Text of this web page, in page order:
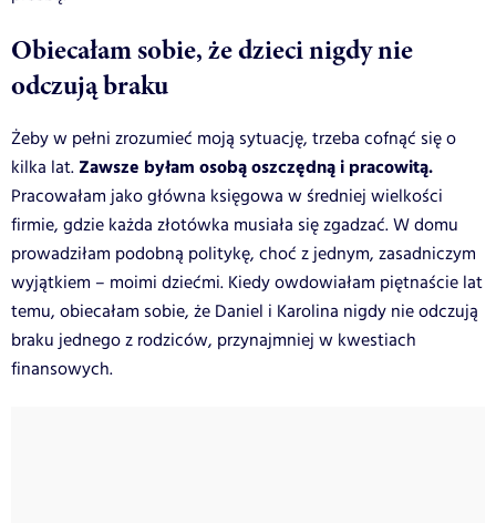
Obiecałam sobie, że dzieci nigdy nie
odczują braku
Żeby w pełni zrozumieć moją sytuację, trzeba cofnąć się o
kilka lat. Zawsze byłam osobą oszczędną i pracowitą.
Pracowałam jako główna księgowa w średniej wielkości
firmie, gdzie każda złotówka musiała się zgadzać. W domu
prowadziłam podobną politykę, choć z jednym, zasadniczym
wyjątkiem – moimi dziećmi. Kiedy owdowiałam piętnaście lat
temu, obiecałam sobie, że Daniel i Karolina nigdy nie odczują
braku jednego z rodziców, przynajmniej w kwestiach
finansowych.